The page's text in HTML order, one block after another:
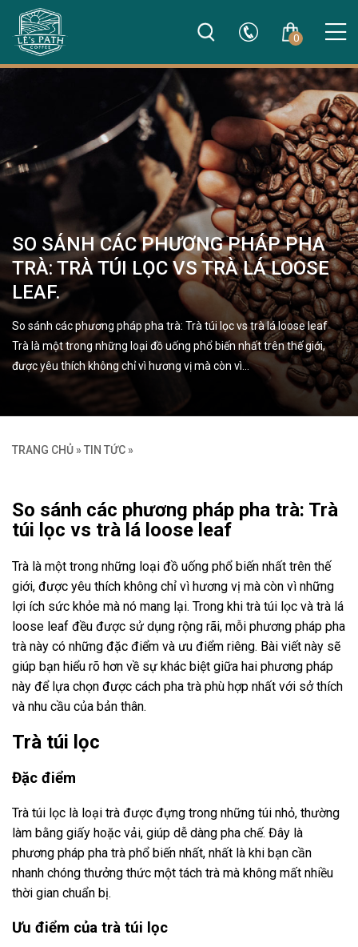
0
SO SÁNH CÁC PHƯƠNG PHÁP PHA
TRÀ: TRÀ TÚI LỌC VS TRÀ LÁ LOOSE
LEAF.
So sánh các phương pháp pha trà: Trà túi lọc vs trà lá loose leaf
Trà là một trong những loại đồ uống phổ biến nhất trên thế giới,
được yêu thích không chỉ vì hương vị mà còn vì…
TRANG CHỦ » TIN TỨC »
So sánh các phương pháp pha trà: Trà
túi lọc vs trà lá loose leaf
Trà là một trong những loại đồ uống phổ biến nhất trên thế
giới, được yêu thích không chỉ vì hương vị mà còn vì những
lợi ích sức khỏe mà nó mang lại. Trong khi trà túi lọc và trà lá
loose leaf đều được sử dụng rộng rãi, mỗi phương pháp pha
trà này có những đặc điểm và ưu điểm riêng. Bài viết này sẽ
giúp bạn hiểu rõ hơn về sự khác biệt giữa hai phương pháp
này để lựa chọn được cách pha trà phù hợp nhất với sở thích
và nhu cầu của bản thân.
Trà túi lọc
Đặc điểm
Trà túi lọc là loại trà được đựng trong những túi nhỏ, thường
làm bằng giấy hoặc vải, giúp dễ dàng pha chế. Đây là
phương pháp pha trà phổ biến nhất, nhất là khi bạn cần
nhanh chóng thưởng thức một tách trà mà không mất nhiều
thời gian chuẩn bị.
Ưu điểm của trà túi lọc